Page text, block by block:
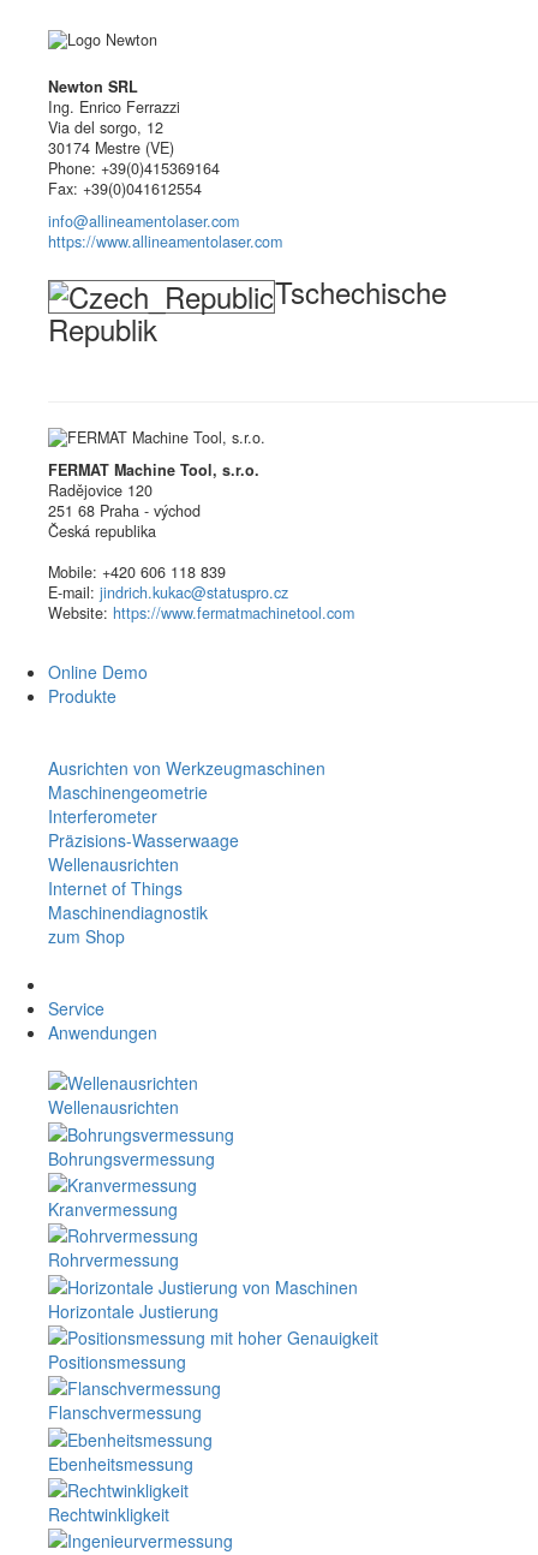
Newton SRL
Ing. Enrico Ferrazzi
Via del sorgo, 12
30174 Mestre (VE)
Phone: +39(0)415369164
Fax: +39(0)041612554
info@allineamentolaser.com
https://www.allineamentolaser.com
Tschechische
Republik
FERMAT Machine Tool, s.r.o.
Radějovice 120
251 68 Praha - východ
Česká republika
Mobile: +420 606 118 839
E-mail: jindrich.kukac@statuspro.cz
Website: https://www.fermatmachinetool.com
Online Demo
Produkte
Ausrichten von Werkzeugmaschinen
Maschinengeometrie
Interferometer
Präzisions-Wasserwaage
Wellenausrichten
Internet of Things
Maschinendiagnostik
zum Shop
Service
Anwendungen
Wellenausrichten
Bohrungsvermessung
Kranvermessung
Rohrvermessung
Horizontale Justierung
Positionsmessung
Flanschvermessung
Ebenheitsmessung
Rechtwinkligkeit